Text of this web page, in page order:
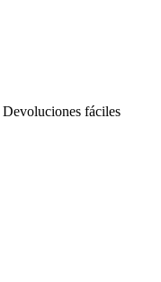
Devoluciones fáciles